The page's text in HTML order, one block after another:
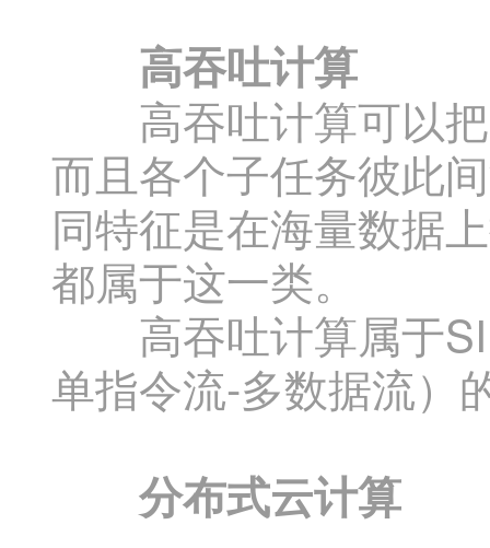
高吞吐计算
高吞吐计算可以把
而且各个子任务彼此
同特征是在海量数据
都属于这一类。
高吞吐计算属于
单指令流-多数据流）
分布式云计算